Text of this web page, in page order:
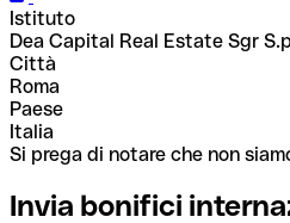
Istituto
Dea Capital Real Estate Sgr
Città
Roma
Paese
Italia
Si prega di notare che non
Invia bonifici